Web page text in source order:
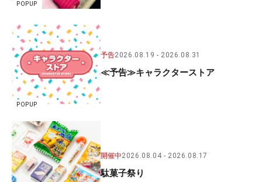
POPUP
POPUP
予告2026.08.19 2026.08.31
≪予告≫キャラクターストア
開催中2026.08.04 2026.08.17
駄菓子祭り